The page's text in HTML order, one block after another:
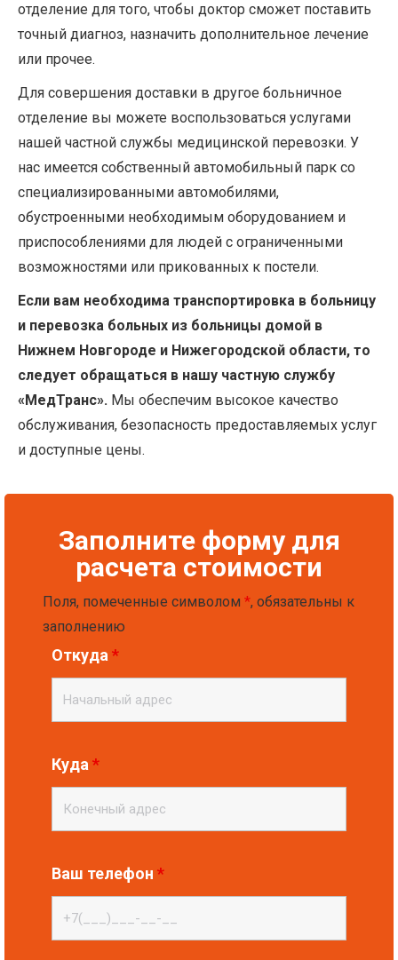
отделение для того, чтобы доктор сможет поставить
точный диагноз, назначить дополнительное лечение
или прочее.
Для совершения доставки в другое больничное
отделение вы можете воспользоваться услугами
нашей частной службы медицинской перевозки. У
нас имеется собственный автомобильный парк со
специализированными автомобилями,
обустроенными необходимым оборудованием и
приспособлениями для людей с ограниченными
возможностями или прикованных к постели.
Если вам необходима транспортировка в больницу
и перевозка больных из больницы домой в
Нижнем Новгороде и Нижегородской области, то
следует обращаться в нашу частную службу
«МедТранс». Мы обеспечим высокое качество
обслуживания, безопасность предоставляемых услуг
и доступные цены.
Заполните форму для
расчета стоимости
Поля, помеченные символом *, обязательны к
заполнению
Откуда*
Куда*
Ваш телефон *